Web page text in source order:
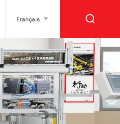
Français